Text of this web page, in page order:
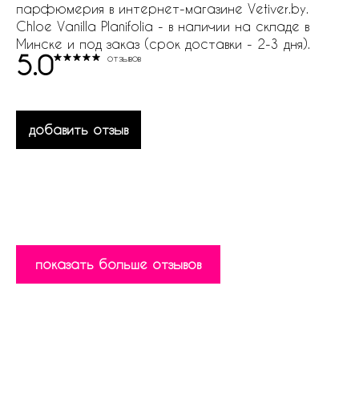
парфюмерия в интернет-магазине Vetiver.by.
Chloe Vanilla Planifolia - в наличии на складе в
Минске и под заказ (срок доставки - 2-3 дня).
5.0 отзывов
добавить отзыв
показать больше отзывов